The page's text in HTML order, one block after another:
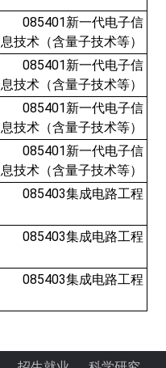
085401新一代电子信
息技术（含量子技术等）
085401新一代电子信
息技术（含量子技术等）
085401新一代电子信
息技术（含量子技术等）
085401新一代电子信
息技术（含量子技术等）
085403集成电路工程
085403集成电路工程
085403集成电路工程